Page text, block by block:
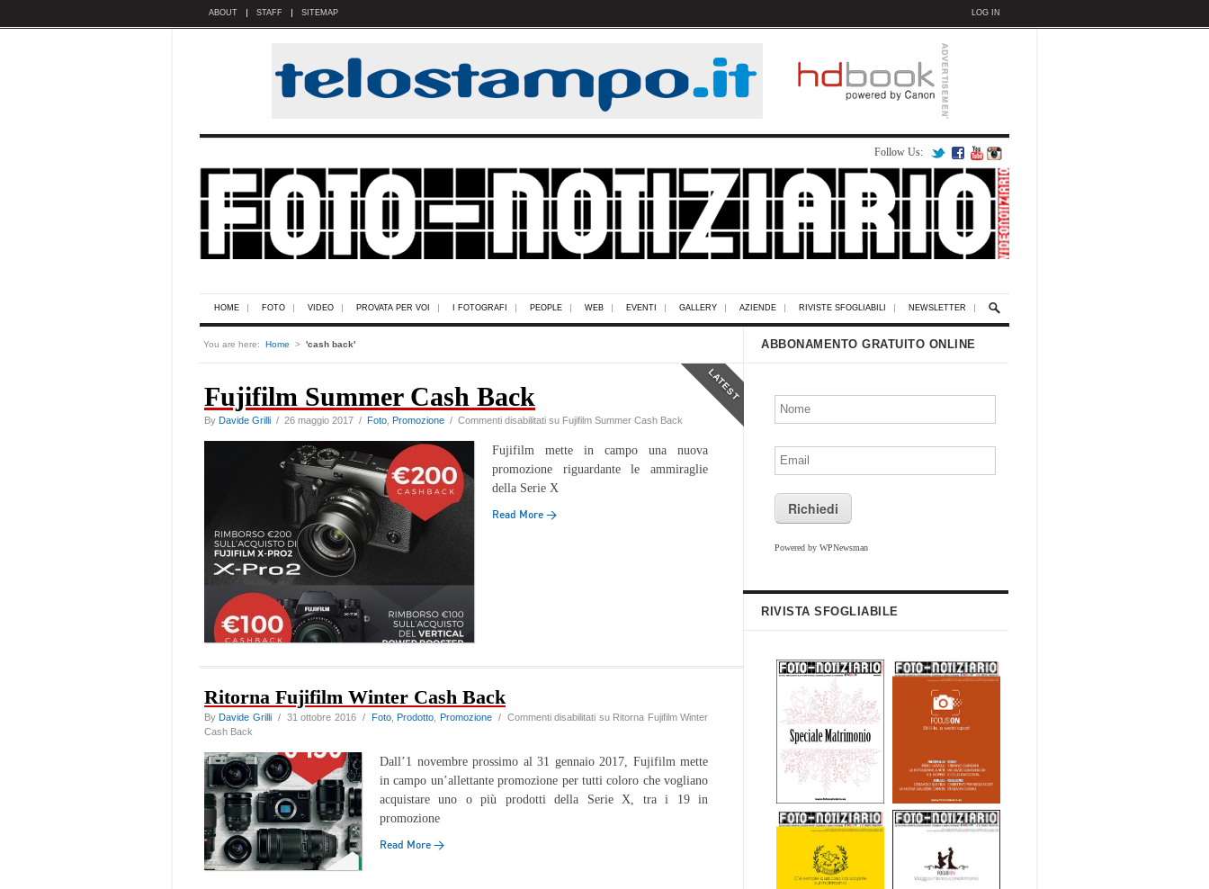
ABOUT STAFF SITEMAP LOG IN
Follow Us:
HOME FOTO VIDEO PROVATA PER VOI I FOTOGRAFI PEOPLE WEB EVENTI GALLERY AZIENDE RIVISTE SFOGLIABILI NEWSLETTER
You are here: Home > 'cash back'
LATEST
Fujifilm Summer Cash Back
By Davide Grilli / 26 maggio 2017 / Foto Promozione / Commenti disabilitati su Fujifilm Summer Cash Back
Fujifilm mette in campo una nuova
promozione riguardante le ammiraglie
della Serie X
Read More →
Ritorna Fujifilm Winter Cash Back
ByDavide Grilli/ 31 ottobre 2016 / Foto,Prodotto Promozione/ Commenti disabilitati su Ritorna Fujifilm Winter
Cash Back
Dall’1 novembre prossimo al 31 gennaio 2017, Fujifilm mette
in campo un’allettante promozione per tutti coloro che vogliano
acquistare uno o più prodotti della Serie X, tra i 19 in
promozione
Read More →
ABBONAMENTO GRATUITO ONLINE
Richiedi
Powered by WPNewsman
RIVISTA SFOGLIABILE